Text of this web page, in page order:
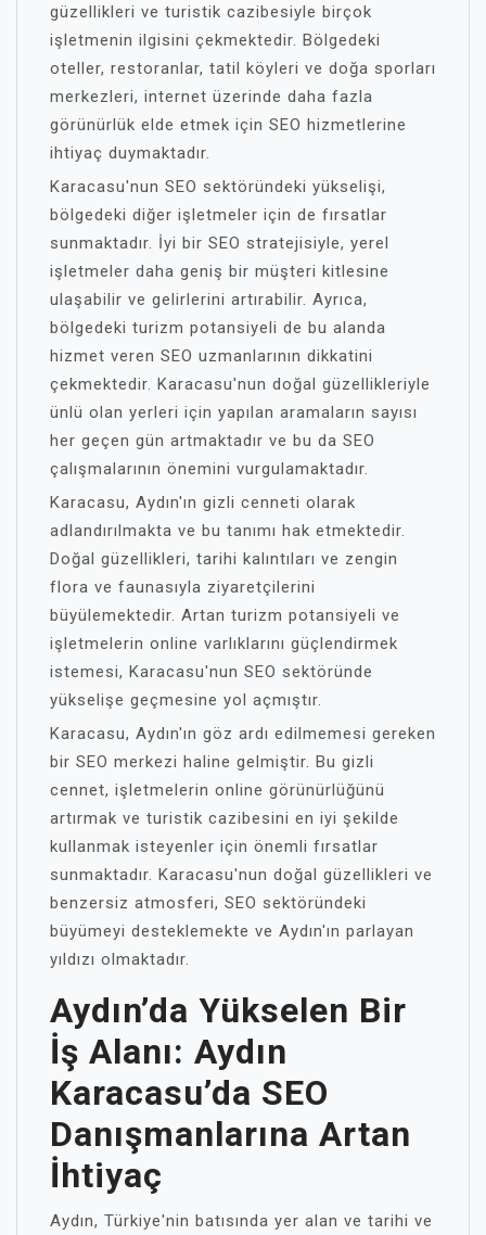
güzellikleri ve turistik cazibesiyle birçok
işletmenin ilgisini çekmektedir. Bölgedeki
oteller, restoranlar, tatil köyleri ve doğa sporları
merkezleri, internet üzerinde daha fazla
görünürlük elde etmek için SEO hizmetlerine
ihtiyaç duymaktadır.
Karacasu'nun SEO sektöründeki yükselişi,
bölgedeki diğer işletmeler için de fırsatlar
sunmaktadır. İyi bir SEO stratejisiyle, yerel
işletmeler daha geniş bir müşteri kitlesine
ulaşabilir ve gelirlerini artırabilir. Ayrıca,
bölgedeki turizm potansiyeli de bu alanda
hizmet veren SEO uzmanlarının dikkatini
çekmektedir. Karacasu'nun doğal güzellikleriyle
ünlü olan yerleri için yapılan aramaların sayısı
her geçen gün artmaktadır ve bu da SEO
çalışmalarının önemini vurgulamaktadır.
Karacasu, Aydın'ın gizli cenneti olarak
adlandırılmakta ve bu tanımı hak etmektedir.
Doğal güzellikleri, tarihi kalıntıları ve zengin
flora ve faunasıyla ziyaretçilerini
büyülemektedir. Artan turizm potansiyeli ve
işletmelerin online varlıklarını güçlendirmek
istemesi, Karacasu'nun SEO sektöründe
yükselişe geçmesine yol açmıştır.
Karacasu, Aydın'ın göz ardı edilmemesi gereken
bir SEO merkezi haline gelmiştir. Bu gizli
cennet, işletmelerin online görünürlüğünü
artırmak ve turistik cazibesini en iyi şekilde
kullanmak isteyenler için önemli fırsatlar
sunmaktadır. Karacasu'nun doğal güzellikleri ve
benzersiz atmosferi, SEO sektöründeki
büyümeyi desteklemekte ve Aydın'ın parlayan
yıldızı olmaktadır.
Aydın’da Yükselen Bir
İş Alanı: Aydın
Karacasu’da SEO
Danışmanlarına Artan
İhtiyaç
Aydın, Türkiye'nin batısında yer alan ve tarihi ve